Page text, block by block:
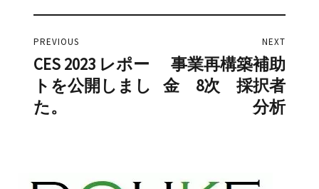
稿
ナ
ビ
ー
PREVIOUS
Previous
post:
CES 2023 レポー
トを公開しまし
た。
NEXT
Next
post:
事業再構築補助
金 8次 採択者
分析